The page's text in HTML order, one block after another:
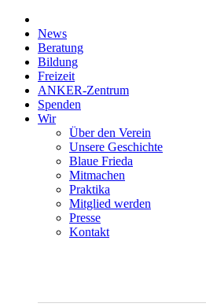
News
Beratung
Bildung
Freizeit
ANKER-Zentrum
Spenden
Wir
Über den Verein
Unsere Geschichte
Blaue Frieda
Mitmachen
Praktika
Mitglied werden
Presse
Kontakt